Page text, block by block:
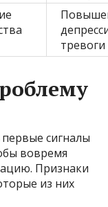
тревоги
сигналы
вовремя
Признаки
из них